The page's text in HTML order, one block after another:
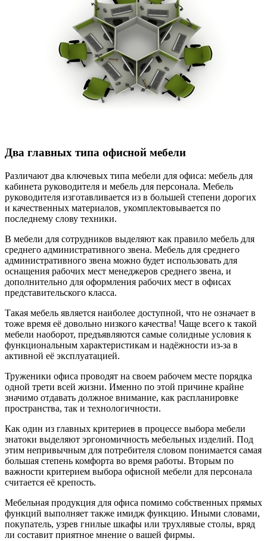
Два главных типа офисной мебели
Различают два ключевых типа мебели для офиса: мебель для
кабинета руководителя и мебель для персонала. Мебель
руководителя изготавливается из в большей степени дорогих
и качественных материалов, укомплектовывается по
последнему слову техники.
В мебели для сотрудников выделяют как правило мебель для
среднего административного звена. Мебель для среднего
административного звена можно будет использовать для
оснащения рабочих мест менеджеров среднего звена, и
дополнительно для оформления рабочих мест в офисах
представительского класса.
Такая мебель является наиболее доступной, что не означает в
тоже время её довольно низкого качества! Чаще всего к такой
мебели наоборот, предъявляются самые солидные условия к
функциональным характеристикам и надёжности из-за в
активной её эксплуатацией.
Труженики офиса проводят на своем рабочем месте порядка
одной трети всей жизни. Именно по этой причине крайне
значимо отдавать должное внимание, как распланировке
пространства, так и технологичности.
Как один из главных критериев в процессе выбора мебели
знатоки выделяют эргономичность мебельных изделий. Под
этим непривычным для потребителя словом понимается самая
большая степень комфорта во время работы. Вторым по
важности критерием выбора офисной мебели для персонала
считается её крепость.
Мебельная продукция для офиса помимо собственных прямых
функций выполняет также имидж функцию. Иными словами,
покупатель, узрев гнилые шкафы или трухлявые столы, вряд
ли составит приятное мнение о вашей фирмы.